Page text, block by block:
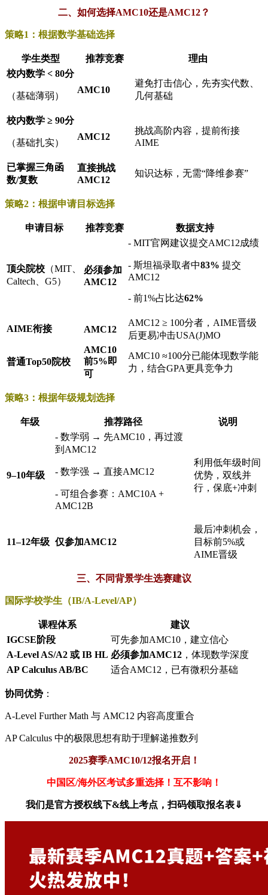
二、如何选择AMC10还是AMC12？
策略1：根据数学基础选择
学生类型 推荐竞赛
理由
校内数学 < 80分
（基础薄弱）
AMC10
避免打击信心，先夯实代数、
几何基础
校内数学 ≥ 90分
（基础扎实）
AMC12
挑战高阶内容，提前衔接
AIME
已掌握三角函
数/复数
直接挑战
AMC12
知识达标，无需“降维参赛”
策略2：根据申请目标选择
申请目标 推荐竞赛 数据支持
顶尖院校 （MIT、
Caltech、G5）
必须参加
AMC12
- MIT官网建议提交AMC12成绩
- 斯坦福录取者中83% 提交
AMC12
- 前1%占比达62%
AIME衔接 AMC12
AMC12 ≥ 100分者，AIME晋级
后更易冲击USA(J)MO
普通Top50院校
AMC10
前5%即
可
AMC10 ≈100分已能体现数学能
力，结合GPA更具竞争力
策略3：根据年级规划选择
年级 推荐路径 说明
9–10年级
- 数学弱 → 先AMC10，再过渡
到AMC12
- 数学强 → 直接AMC12
- 可组合参赛：AMC10A +
AMC12B
利用低年级时间
优势，双线并
行，保底+冲刺
11–12年级 仅参加AMC12
最后冲刺机会，
目标前5%或
AIME晋级
三、不同背景学生选赛建议
国际学校学生（IB/A-Level/AP）
课程体系
建议
IGCSE阶段
可先参加AMC10，建立信心
A-Level AS/A2 或 IB HL 必须参加AMC12 ，体现数学深度
AP Calculus AB/BC
适合AMC12，已有微积分基础
协同优势 ：
A-Level Further Math 与 AMC12 内容高度重合
AP Calculus 中的极限思想有助于理解递推数列
2025赛季AMC10/12报名开启！
中国区/海外区考试多重选择！互不影响！
我们是官方授权线下&线上考点，扫码领取报名表⇓